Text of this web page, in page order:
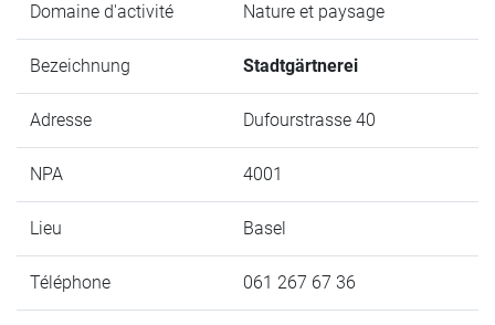
Domaine d'activité Nature et paysage
Bezeichnung Stadtgärtnerei
Adresse Dufourstrasse 40
NPA 4001
Lieu Basel
Téléphone 061 267 67 36